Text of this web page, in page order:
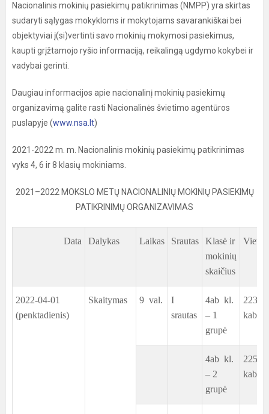
Nacionalinis mokinių pasiekimų patikrinimas (NMPP) yra skirtas
sudaryti sąlygas mokykloms ir mokytojams savarankiškai bei
objektyviai į(si)vertinti savo mokinių mokymosi pasiekimus,
kaupti grįžtamojo ryšio informaciją, reikalingą ugdymo kokybei ir
vadybai gerinti.
Daugiau informacijos apie nacionalinį mokinių pasiekimų
organizavimą galite rasti Nacionalinės švietimo agentūros
puslapyje (www.nsa.lt)
2021-2022 m. m. Nacionalinis mokinių pasiekimų patikrinimas
vyks 4, 6 ir 8 klasių mokiniams.
2021–2022 MOKSLO METŲ NACIONALINIŲ MOKINIŲ PASIEKIMŲ
PATIKRINIMŲ ORGANIZAVIMAS
Data Dalykas Laikas Srautas
Klasė ir
mokinių
skaičius
Vieta
2022-04-01
(penktadienis)
Skaitymas 9 val.
I
srautas
4ab kl.
– 1
grupė
223
kab.
4ab kl.
– 2
grupė
225
kab.